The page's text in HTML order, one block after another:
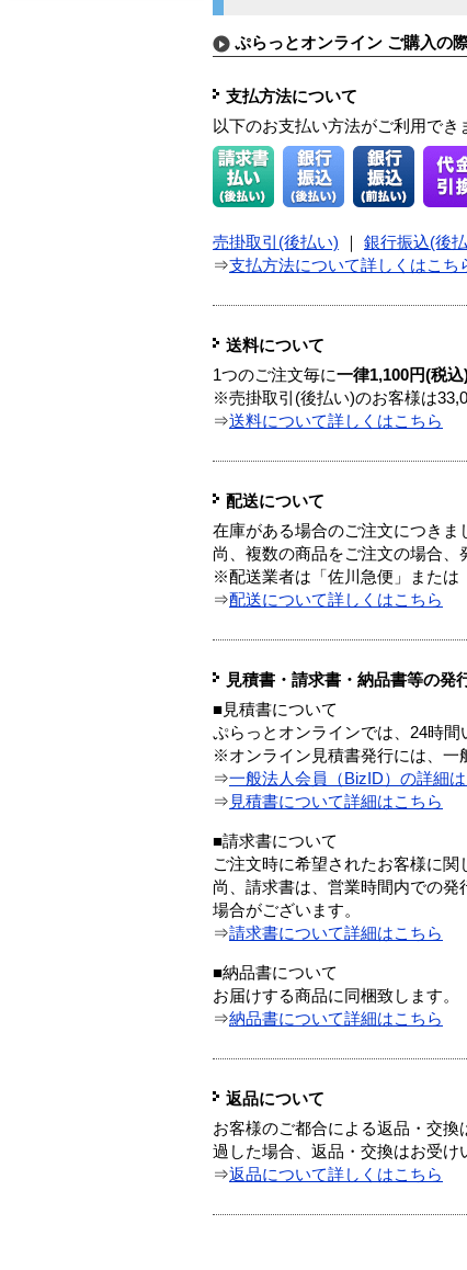
ぷらっとオンライン ご購入の
支払方法について
以下のお支払い方法がご利用でき
売掛取引(後払い) 銀行振込(後
⇒支払方法について詳しくはこち
送料について
1つのご注文毎に一律1,100円(税込
※売掛取引(後払い)のお客様は
⇒送料について詳しくはこちら
配送について
在庫がある場合のご注文につきま
尚、複数の商品をご注文の場合、
※配送業者は「佐川急便」または
⇒配送について詳しくはこちら
見積書・請求書・納品書等の発
■見積書について
ぷらっとオンラインでは、24時間
※オンライン見積書発行には、一
⇒一般法人会員（BizID）の詳細
⇒ 見積書について詳細はこちら
■請求書について
ご注文時に希望されたお客様に関
尚、請求書は、営業時間内での
場合がございます。
⇒請求書について詳細はこちら
■納品書について
お届けする商品に同梱致します。
⇒納品書について詳細はこちら
返品について
お客様のご都合による返品・交
過した場合、返品・交換はお受け
⇒返品について詳しくはこちら